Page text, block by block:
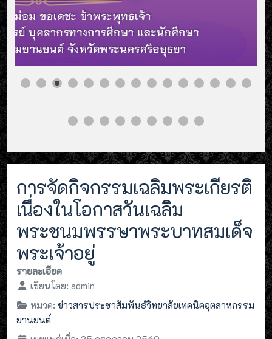
การจัดกิจกรรมเฉลิมพระเกียรติ
เนื่องในโอกาสวันเฉลิม
พระชนมพรรษาพระบาทสมเด็จ
พระเจ้าอยู่
รายละเอียด
เขียนโดย: admin
หมวด: ข่าวสารประชาสัมพันธ์วิทยาลัยเทคนิคอุตสาหกรรม
ยานยนต์